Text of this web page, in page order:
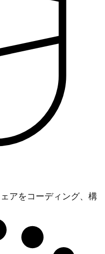
アをコーディング、構